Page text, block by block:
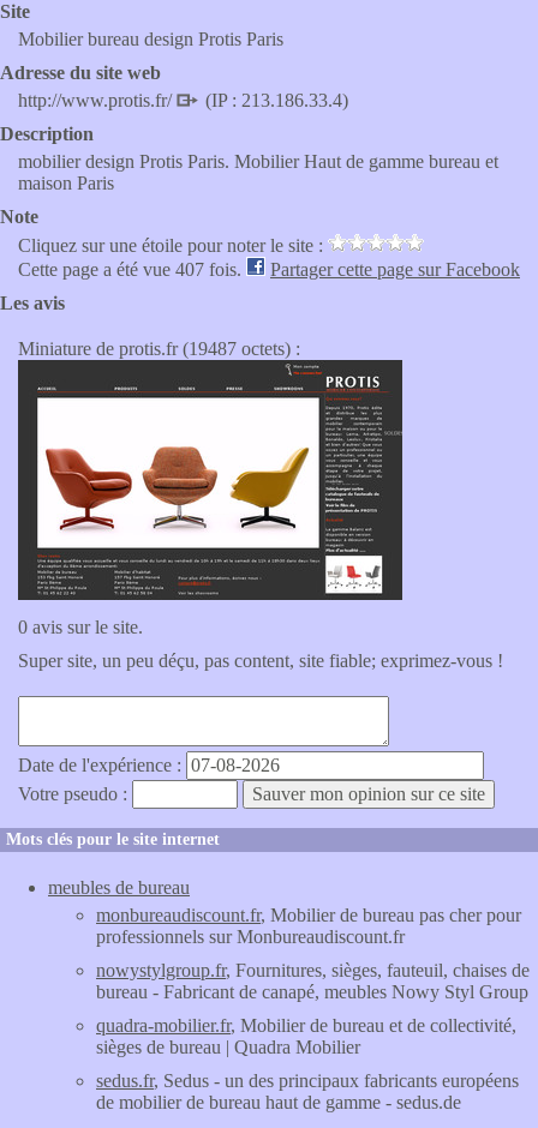
Site
Mobilier bureau design Protis Paris
Adresse du site web
http://www.protis.fr/
(IP : 213.186.33.4)
Description
mobilier design Protis Paris. Mobilier Haut de gamme bureau et
maison Paris
Note
Cliquez sur une étoile pour noter le site :
Cette page a été vue 407 fois.
Partager cette page sur Facebook
Les avis
Miniature de protis.fr (19487 octets) :
0 avis sur le site.
Super site, un peu déçu, pas content, site fiable; exprimez-vous !
Date de l'expérience :
Votre pseudo :
Mots clés pour le site internet
meubles de bureau
monbureaudiscount.fr, Mobilier de bureau pas cher pour
professionnels sur Monbureaudiscount.fr
nowystylgroup.fr, Fournitures, sièges, fauteuil, chaises de
bureau - Fabricant de canapé, meubles Nowy Styl Group
quadra-mobilier.fr, Mobilier de bureau et de collectivité,
sièges de bureau | Quadra Mobilier
sedus.fr, Sedus - un des principaux fabricants européens
de mobilier de bureau haut de gamme - sedus.de